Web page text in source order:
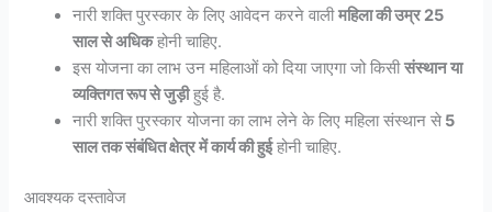
नारी शक्ति पुरस्कार के लिए आवेदन करने वालीमहिला की उम्र 25
साल से अधिकहोनी चाहिए.
इस योजना का लाभ उन महिलाओं को दिया जाएगा जो किसीसंस्थान या
व्यक्तिगत रूप से जुड़ीहुई है.
नारी शक्ति पुरस्कार योजना का लाभ लेने के लिए महिला संस्थान से 5
साल तक संबंधित क्षेत्र में कार्य की हुईहोनी चाहिए.
आवश्यक दस्तावेज